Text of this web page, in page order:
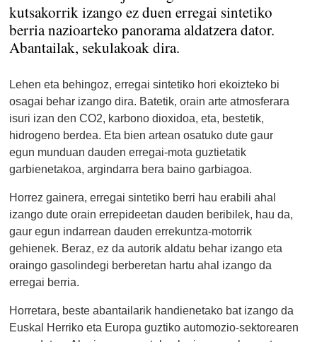
kutsakorrik izango ez duen erregai sintetiko
berria nazioarteko panorama aldatzera dator.
Abantailak, sekulakoak dira.
Lehen eta behingoz, erregai sintetiko hori ekoizteko bi
osagai behar izango dira. Batetik, orain arte atmosferara
isuri izan den CO2, karbono dioxidoa, eta, bestetik,
hidrogeno berdea. Eta bien artean osatuko dute gaur
egun munduan dauden erregai-mota guztietatik
garbienetakoa, argindarra bera baino garbiagoa.
Horrez gainera, erregai sintetiko berri hau erabili ahal
izango dute orain errepideetan dauden beribilek, hau da,
gaur egun indarrean dauden errekuntza-motorrik
gehienek. Beraz, ez da autorik aldatu behar izango eta
oraingo gasolindegi berberetan hartu ahal izango da
erregai berria.
Horretara, beste abantailarik handienetako bat izango da
Euskal Herriko eta Europa guztiko automozio-sektorearen